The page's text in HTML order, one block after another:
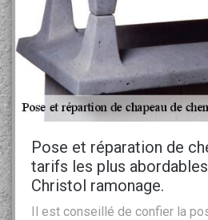
Pose et réparation de
tarifs les plus
Christol ramonage.
Il est conseillé de confier la